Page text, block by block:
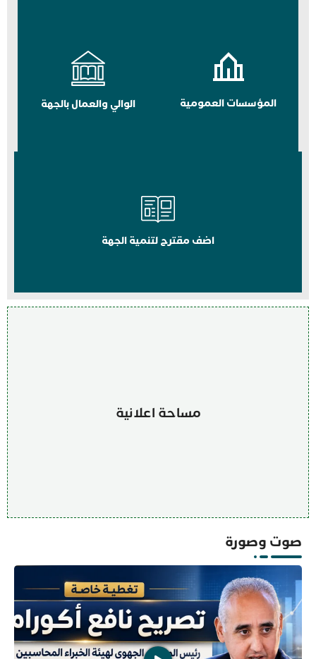
المؤسسات العمومية الوالي والعمال بالجهة
اضف مقترح لتنمية الجهة
مساحة اعلانية
صوت وصورة